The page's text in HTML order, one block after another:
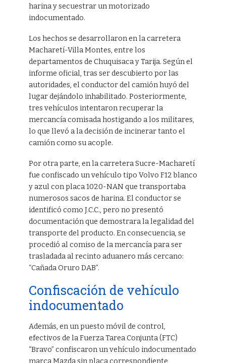
harina y secuestrar un motorizado
indocumentado.
Los hechos se desarrollaron en la carretera
Macharetí-Villa Montes, entre los
departamentos de Chuquisaca y Tarija. Según el
informe oficial, tras ser descubierto por las
autoridades, el conductor del camión huyó del
lugar dejándolo inhabilitado. Posteriormente,
tres vehículos intentaron recuperar la
mercancía comisada hostigando a los militares,
lo que llevó a la decisión de incinerar tanto el
camión como su acople.
Por otra parte, en la carretera Sucre-Macharetí
fue confiscado un vehículo tipo Volvo F12 blanco
y azul con placa 1020-NAN que transportaba
numerosos sacos de harina. El conductor se
identificó como J.C.C., pero no presentó
documentación que demostrara la legalidad del
transporte del producto. En consecuencia, se
procedió al comiso de la mercancía para ser
trasladada al recinto aduanero más cercano:
“Cañada Oruro DAB”.
Confiscación de vehículo
indocumentado
Además, en un puesto móvil de control,
efectivos de la Fuerza Tarea Conjunta (FTC)
“Bravo” confiscaron un vehículo indocumentado
marca Mazda sin placa correspondiente,